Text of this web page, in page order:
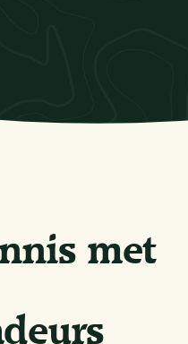
met